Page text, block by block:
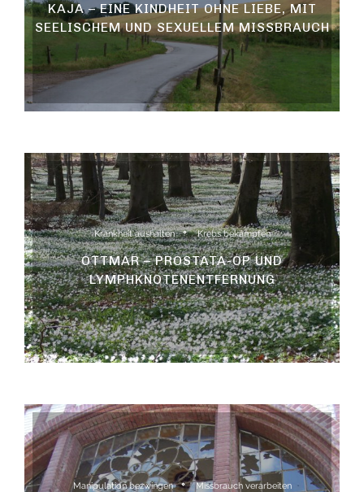
KAJA – EINE KINDHEIT OHNE LIEBE, MIT
SEELISCHEM UND SEXUELLEM MISSBRAUCH
Krankheit aushalten Krebs bekämpfen
OTTMAR – PROSTATA-OP UND
LYMPHKNOTENENTFERNUNG
Manipulation bezwingen Missbrauch verarbeiten